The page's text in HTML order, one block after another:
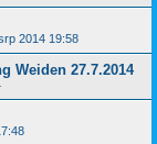
2014 19:58
Weiden 27.7.2014